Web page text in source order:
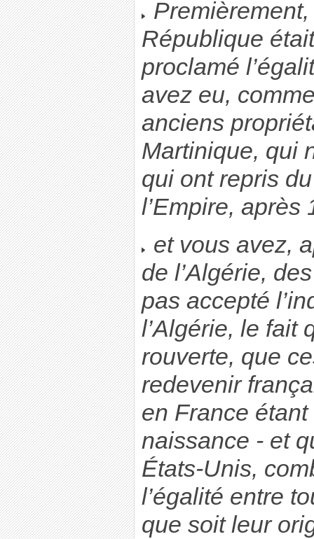
République
proclamé
avez eu,
anciens
Martinique, qui
qui ont repris
l’Empire, après
et vous avez,
de l’Algérie,
pas accepté
l’Algérie, le fait
rouverte, que
redevenir
en France
naissance - et
États-Unis,
l’égalité entre
que soit leur